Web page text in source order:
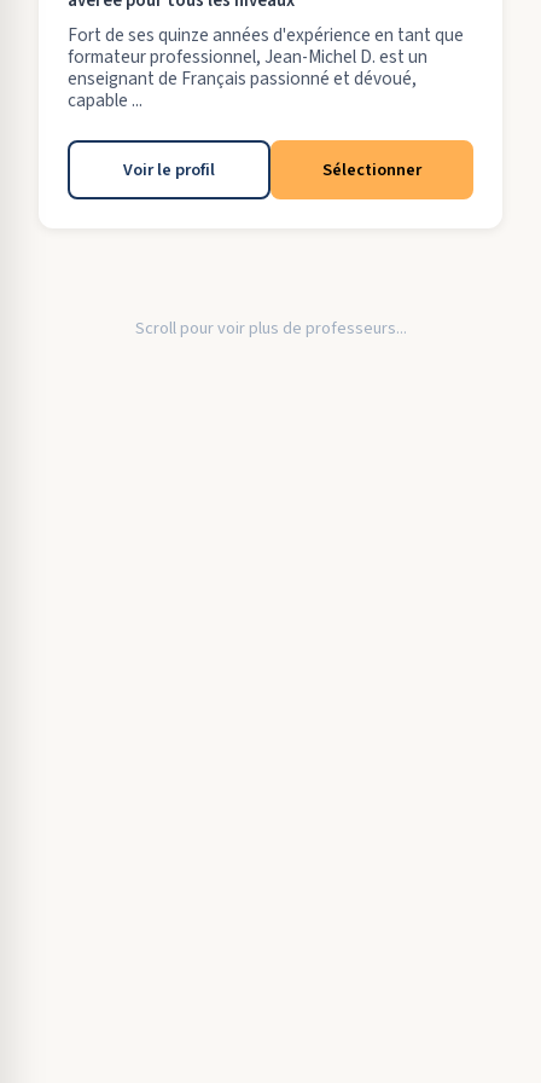
Fort de ses quinze années d'expérience en tant que
formateur professionnel, Jean-Michel D. est un
enseignant de Français passionné et dévoué,
capable ...
Voir le profil Sélectionner
Scroll pour voir plus de professeurs...